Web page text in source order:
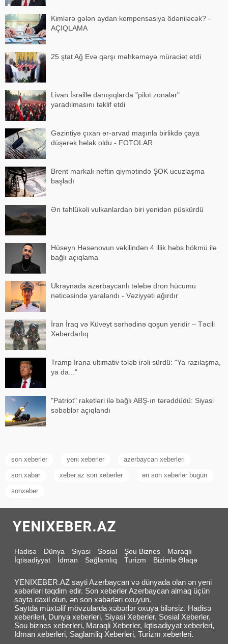
Kimlərə gələn aydan kompensasiya ödəniləcək? -
AÇIQLAMA
25 ştat Ağ Evə qarşı məhkəməyə müraciət etdi
Livan İsraillə danışıqlarda "pilot zonalar"
yaradılmasını təklif etdi
Gəzintiyə çıxan ər-arvad maşınla birlikdə çaya
düşərək həlak oldu - FOTOLAR
Brent markalı neftin qiymətində ŞOK ucuzlaşma
başladı
Ən təhlükəli vulkanlardan biri yenidən püskürdü
Hüseyn Həsənovun vəkilindən 4 illik həbs hökmü ilə
bağlı açıqlama
Ukraynada azərbaycanlı tələbə dron hücumu
nəticəsində yaralandı - Vəziyyəti ağırdır
İran İraq və Küveyt sərhədinə qoşun yeridir – Təcili
Xəbərdarlıq
Tramp İrana ultimativ tələb irəli sürdü: "Ya razılaşma,
ya da..."
"Patriot" raketləri ilə bağlı ABŞ-ın tərəddüdü: Siyasi
səbəblər açıqlandı
son xeberler yeni xeberler azerbaycan xeberleri
son.xabar xeber.az son xeberler ən son xəbərlər bugün
sonxeber
Hadisə Dünya Siyasi Sosial Şou Biznes
Maraqlı
İqtisadiyyat
İdman Sağlamlıq Turizm Bizimlə Əlaqə
YENIXEBER.AZ sayti Azerbaycan və dünyada olan ən yeni
xəbərləri təqdim edir. Son xeberler Azerbaycan almaq üçün
sayta daxil olun, ən son xəbərləri oxuyun.
Saytda müxtəlif mövzularda xəbərlər oxuya bilərsiz. Hadisə
xeberileri, Dunya xeberleri, Siyasi Xeberler, Sosial Xeberler,
Sou biznes xeberleri, Maraqli Xeberler, Iqtisadiyyat xeberleri,
Idman xeberleri, Saglamliq Xeberleri, Turizm xeberleri.